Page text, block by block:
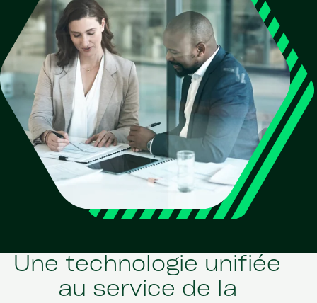
Une technologie unifiée
au service de la